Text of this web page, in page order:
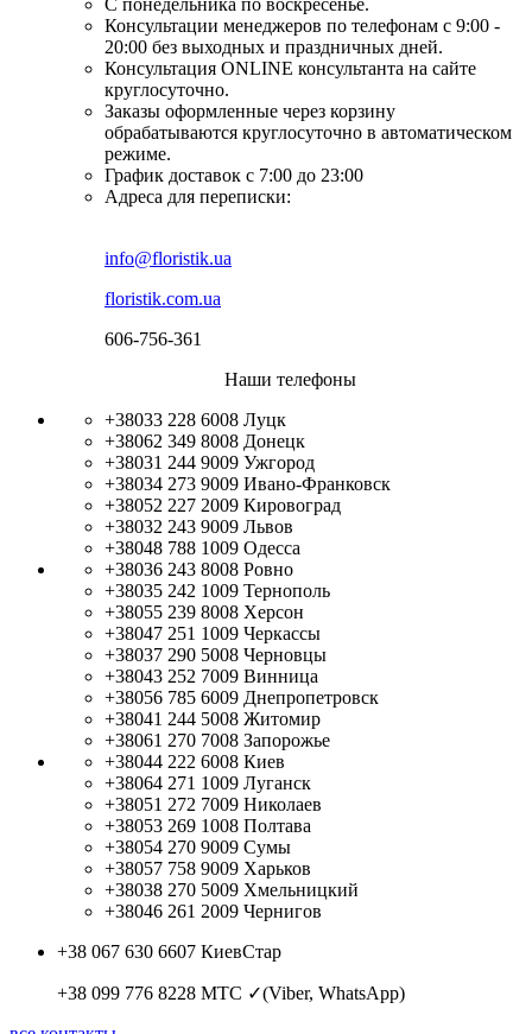
С понедельника по воскресенье.
Консультации менеджеров по телефонам с 9:00 -
20:00 без выходных и праздничных дней.
Консультация ONLINE консультанта на сайте
круглосуточно.
Заказы оформленные через корзину
обрабатываются круглосуточно в автоматическом
режиме.
График доставок с 7:00 до 23:00
Адреса для переписки:
info@floristik.ua
floristik.com.ua
606-756-361
Наши телефоны
+38033 228 6008 Луцк
+38062 349 8008 Донецк
+38031 244 9009 Ужгород
+38034 273 9009 Ивано-Франковск
+38052 227 2009 Кировоград
+38032 243 9009 Львов
+38048 788 1009 Одесса
+38036 243 8008 Ровно
+38035 242 1009 Тернополь
+38055 239 8008 Херсон
+38047 251 1009 Черкассы
+38037 290 5008 Черновцы
+38043 252 7009 Винница
+38056 785 6009 Днепропетровск
+38041 244 5008 Житомир
+38061 270 7008 Запорожье
+38044 222 6008 Киев
+38064 271 1009 Луганск
+38051 272 7009 Николаев
+38053 269 1008 Полтава
+38054 270 9009 Сумы
+38057 758 9009 Харьков
+38038 270 5009 Хмельницкий
+38046 261 2009 Чернигов
+38 067 630 6607 КиевСтар
+38 099 776 8228 МТС ✓(Viber, WhatsApp)